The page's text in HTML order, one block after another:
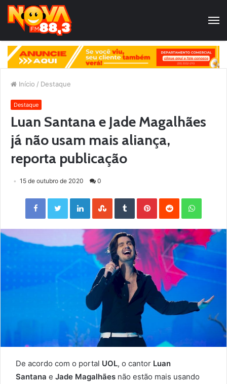
Início / Destaque
Destaque
Luan Santana e Jade Magalhães
já não usam mais aliança,
reporta publicação
15 de outubro de 2020 0
Facebook Twitter LinkedIn StumbleUpon Tumblr Pinterest Reddit
De acordo com o portal UOL, o cantor Luan
Santana e Jade Magalhães não estão mais usando